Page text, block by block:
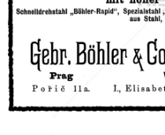
BÖHLER UDDEHOLM